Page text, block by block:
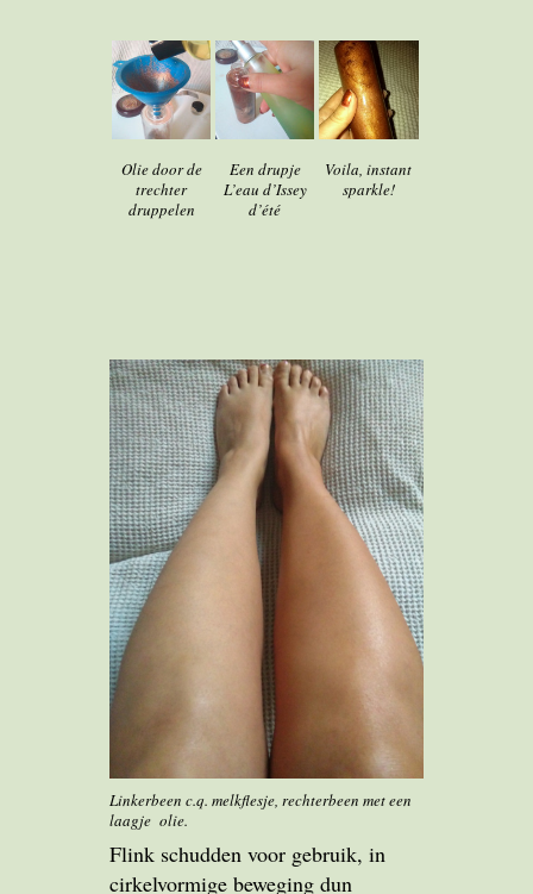
Olie door de
trechter
druppelen
Een drupje
L’eau d’Issey
d’été
Voila, instant
sparkle!
Linkerbeen c.q. melkflesje, rechterbeen met een
laagje olie.
Flink schudden voor gebruik, in
cirkelvormige beweging dun